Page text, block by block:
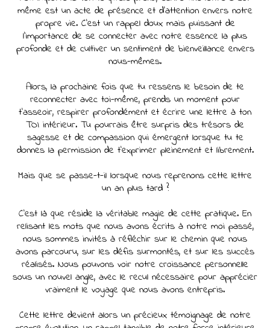
même est un acte de présence et d'attention envers notre
propre vie. C'est un rappel doux mais puissant de
l'importance de se connecter avec notre essence la plus
profonde et de cultiver un sentiment de bienveillance envers
nous-mêmes.
Alors, la prochaine fois que tu ressens le besoin de te
reconnecter avec toi-même, prends un moment pour
t'asseoir, respirer profondément et écrire une lettre à ton
TOI intérieur. Tu pourrais être surpris des trésors de
sagesse et de compassion qui émergent lorsque tu te
donnes la permission de t'exprimer pleinement et librement.
Mais que se passe-t-il lorsque nous reprenons cette lettre
un an plus tard ?
C'est là que réside la véritable magie de cette pratique. En
relisant les mots que nous avons écrits à notre moi passé,
nous sommes invités à réfléchir sur le chemin que nous
avons parcouru, sur les défis surmontés, et sur les succès
réalisés. Nous pouvons voir notre croissance personnelle
sous un nouvel angle, avec le recul nécessaire pour apprécier
vraiment le voyage que nous avons entrepris.
Cette lettre devient alors un précieux témoignage de notre